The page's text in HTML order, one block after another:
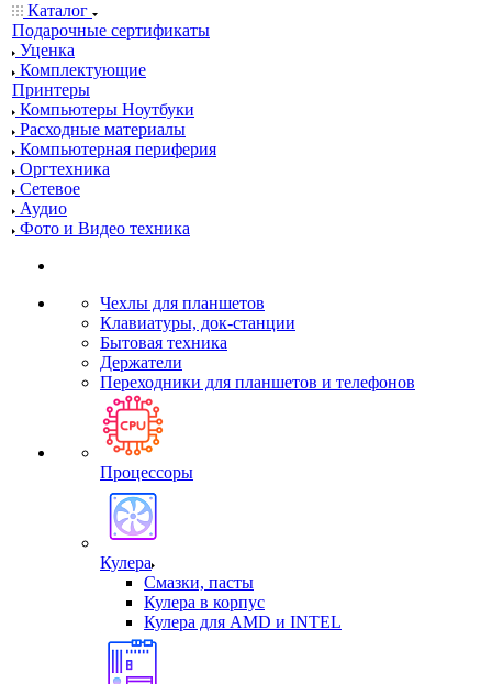
Каталог
Подарочные сертификаты
Уценка
Комплектующие
Принтеры
Компьютеры Ноутбуки
Расходные материалы
Компьютерная периферия
Оргтехника
Сетевое
Аудио
Фото и Видео техника
Чехлы для планшетов
Клавиатуры, док-станции
Бытовая техника
Держатели
Переходники для планшетов и телефонов
Процессоры
Кулера
Смазки, пасты
Кулера в корпус
Кулера для AMD и INTEL